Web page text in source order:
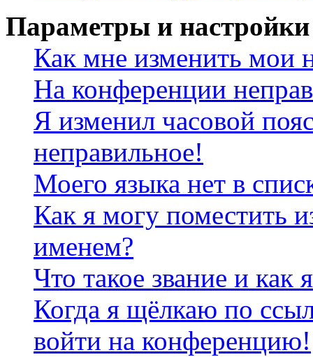
Параметры и настройки
Как мне изменить мои
На конференции
Я изменил часовой
неправильное!
Моего языка нет в
Как я могу поместить
именем?
Что такое звание и как
Когда я щёлкаю по
войти на конференцию!